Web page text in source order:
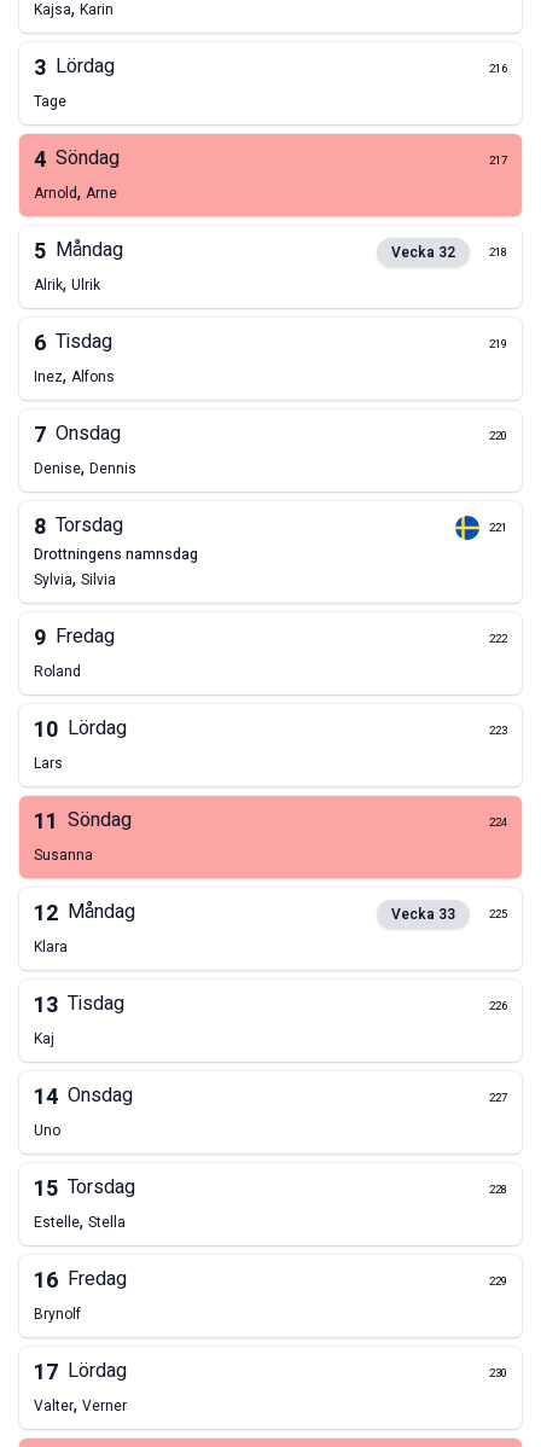
Kajsa, Karin
3 Lördag 216
Tage
4 Söndag 217
Arnold, Arne
5 Måndag Vecka 32 218
Alrik, Ulrik
6 Tisdag 219
Inez, Alfons
7 Onsdag 220
Denise, Dennis
8 Torsdag 221
drottningens namnsdag
Sylvia, Silvia
9 Fredag 222
Roland
10 Lördag 223
Lars
11 Söndag 224
Susanna
12 Måndag Vecka 33 225
Klara
13 Tisdag 226
Kaj
14 Onsdag 227
Uno
15 Torsdag 228
Estelle, Stella
16 Fredag 229
Brynolf
17 Lördag 230
Valter, Verner